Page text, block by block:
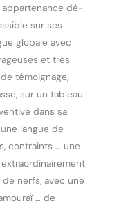
appartenance dé-
sur ses
globale avec
et très
témoignage,
sur un tableau
dans sa
langue de
contraints … une
nerfs, avec une
… de